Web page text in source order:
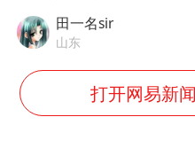
吉林
田一名sir
山东
打开网易新